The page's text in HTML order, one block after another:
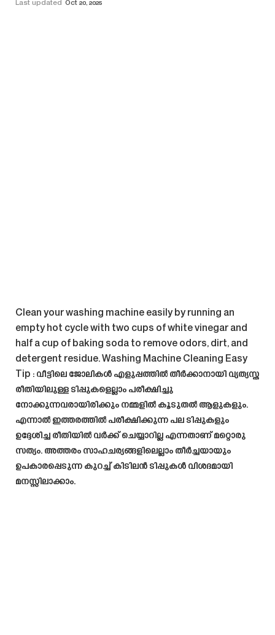
Last updated Oct 20, 2025
Clean your washing machine easily by running an
empty hot cycle with two cups of white vinegar and
half a cup of baking soda to remove odors, dirt, and
detergent residue.Washing Machine Cleaning Easy
Tip : വീട്ടിലെ ജോലികൾ എളുപ്പത്തിൽ തീർക്കാനായി വ്യത്യസ്ത
രീതിയിലുള്ള ടിപ്പുകളെല്ലാം പരീക്ഷിച്ചു
നോക്കുന്നവരായിരിക്കും നമ്മളിൽ കൂടുതൽ ആളുകളും.
എന്നാൽ ഇത്തരത്തിൽ പരീക്ഷിക്കുന്ന പല ടിപ്പുകളും
ഉദ്ദേശിച്ച രീതിയിൽ വർക്ക് ചെയ്യാറില്ല എന്നതാണ് മറ്റൊരു
സത്യം. അത്തരം സാഹചര്യങ്ങളിലെല്ലാം തീർച്ചയായും
ഉപകാരപ്പെടുന്ന കുറച്ച് കിടിലൻ ടിപ്പുകൾ വിശദമായി
മനസ്സിലാക്കാം.